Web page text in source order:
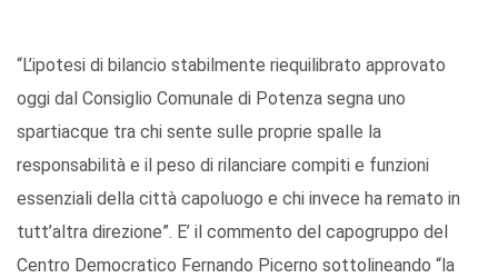
“L’ipotesi di bilancio stabilmente riequilibrato approvato
oggi dal Consiglio Comunale di Potenza segna uno
spartiacque tra chi sente sulle proprie spalle la
responsabilità e il peso di rilanciare compiti e funzioni
essenziali della città capoluogo e chi invece ha remato in
tutt’altra direzione”. E’ il commento del capogruppo del
Centro Democratico Fernando Picerno sottolineando “la